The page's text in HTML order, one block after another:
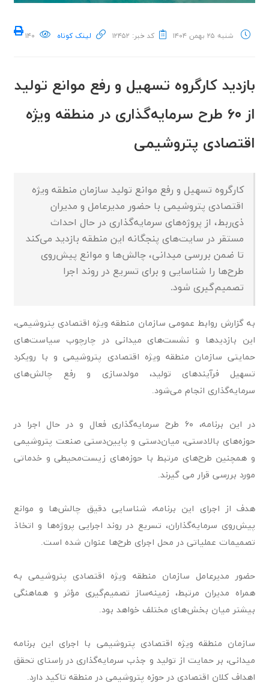
شنبه ۲۵ بهمن ۱۴۰۴ کد خبر: ۱۲۴۵۲ لینک کوتاه ۱۴۰
بازدید کارگروه تسهیل و رفع موانع تولید
از ۶۰ طرح سرمایه‌گذاری در منطقه ویژه
اقتصادی پتروشیمی
کارگروه تسهیل و رفع موانع تولید سازمان منطقه ویژه
اقتصادی پتروشیمی با حضور مدیرعامل و مدیران
ذی‌ربط، از پروژه‌های سرمایه‌گذاری در حال احداث
مستقر در سایت‌های پنجگانه این منطقه بازدید می‌کند
تا ضمن بررسی میدانی، چالش‌ها و موانع پیش‌روی
طرح‌ها را شناسایی و برای تسریع در روند اجرا
تصمیم‌گیری شود.
به گزارش روابط عمومی سازمان منطقه ویژه اقتصادی پتروشیمی،
این بازدیدها و نشست‌های میدانی در چارچوب سیاست‌های
حمایتی سازمان منطقه ویژه اقتصادی پتروشیمی و با رویکرد
تسهیل فرآیندهای تولید، مولدسازی و رفع چالش‌های
سرمایه‌گذاری انجام می‌شود.
در این برنامه، ۶۰ طرح سرمایه‌گذاری فعال و در حال اجرا در
حوزه‌های بالادستی، میان‌دستی و پایین‌دستی صنعت پتروشیمی
و همچنین طرح‌های مرتبط با حوزه‌های زیست‌محیطی و خدماتی
مورد بررسی قرار می گیرند.
هدف از اجرای این برنامه، شناسایی دقیق چالش‌ها و موانع
پیش‌روی سرمایه‌گذاران، تسریع در روند اجرایی پروژه‌ها و اتخاذ
تصمیمات عملیاتی در محل اجرای طرح‌ها عنوان شده است.
حضور مدیرعامل سازمان منطقه ویژه اقتصادی پتروشیمی به
همراه مدیران مرتبط، زمینه‌ساز تصمیم‌گیری مؤثر و هماهنگی
بیشتر میان بخش‌های مختلف خواهد بود.
سازمان منطقه ویژه اقتصادی پتروشیمی با اجرای این برنامه
میدانی، بر حمایت از تولید و جذب سرمایه‌گذاری در راستای تحقق
اهداف کلان اقتصادی در حوزه پتروشیمی در منطقه تاکید دارد.